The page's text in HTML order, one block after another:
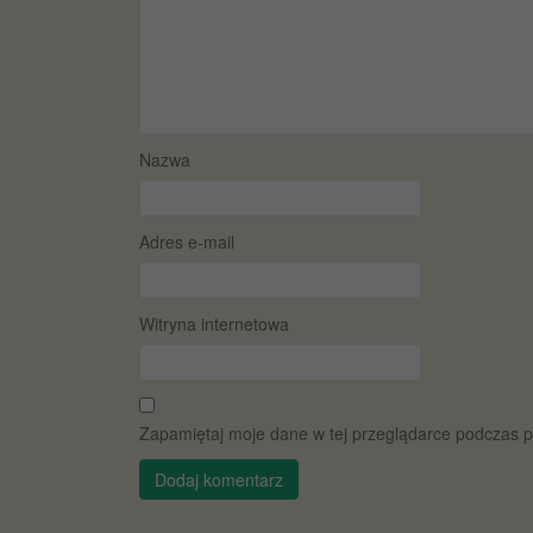
Nazwa
Adres e-mail
Witryna internetowa
Zapamiętaj moje dane w tej przeglądarce podczas